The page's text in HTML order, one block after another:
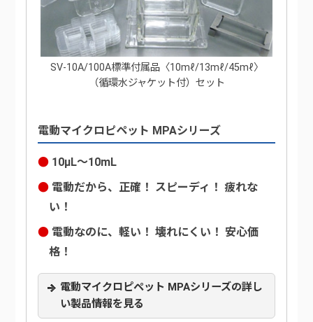
SV-10A/100A標準付属品〈10mℓ/13mℓ/45mℓ〉
（循環水ジャケット付）セット
電動マイクロピペット MPAシリーズ
10μL～10mL
電動だから、正確！ スピーディ！ 疲れな
い！
電動なのに、軽い！ 壊れにくい！ 安心価
格！
電動マイクロピペット MPAシリーズの詳し
い製品情報を見る